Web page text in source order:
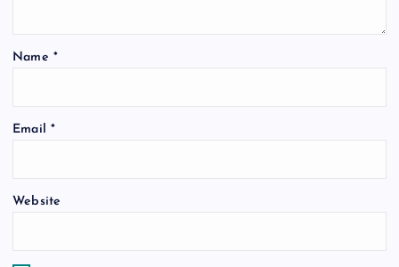
i
o
Name *
Email *
Website